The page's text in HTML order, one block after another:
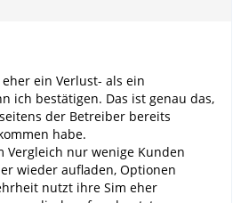
ein Verlust- als ein
ich bestätigen. Das ist genau das,
der Betreiber bereits
habe.
Vergleich nur wenige Kunden
wieder aufladen, Optionen
nutzt ihre Sim eher